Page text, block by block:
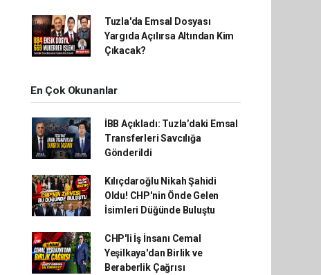
Tuzla'da Emsal Dosyası
Yargıda Açılırsa Altından Kim
Çıkacak?
En Çok Okunanlar
İBB Açıkladı: Tuzla’daki Emsal
Transferleri Savcılığa
Gönderildi
Kılıçdaroğlu Nikah Şahidi
Oldu! CHP'nin Önde Gelen
İsimleri Düğünde Buluştu
CHP'li İş İnsanı Cemal
Yeşilkaya'dan Birlik ve
Beraberlik Çağrısı